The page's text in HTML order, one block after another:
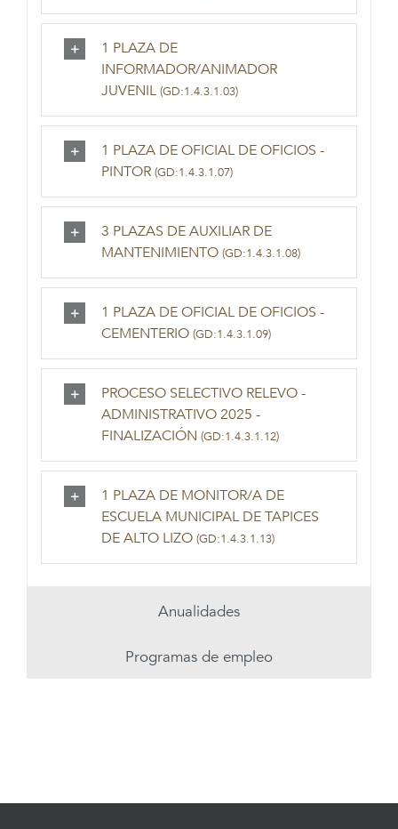
1 PLAZA DE
INFORMADOR/ANIMADOR
JUVENIL (GD:1.4.3.1.03)
1 PLAZA DE OFICIAL DE OFICIOS -
PINTOR (GD:1.4.3.1.07)
3 PLAZAS DE AUXILIAR DE
MANTENIMIENTO (GD:1.4.3.1.08)
1 PLAZA DE OFICIAL DE OFICIOS -
CEMENTERIO (GD:1.4.3.1.09)
PROCESO SELECTIVO RELEVO -
ADMINISTRATIVO 2025 -
FINALIZACIÓN (GD:1.4.3.1.12)
1 PLAZA DE MONITOR/A DE
ESCUELA MUNICIPAL DE TAPICES
DE ALTO LIZO (GD:1.4.3.1.13)
Anualidades
Programas de empleo